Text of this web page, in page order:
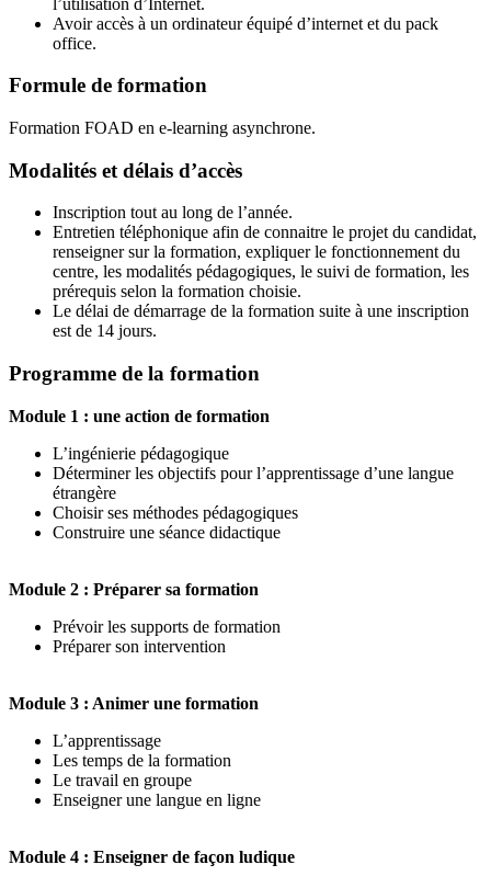
Avoir accès à un ordinateur équipé d’internet et du pack
office.
Formule de formation
Formation FOAD en e-learning asynchrone.
Modalités et délais d’accès
Inscription tout au long de l’année.
Entretien téléphonique afin de connaitre le projet du candidat,
renseigner sur la formation, expliquer le fonctionnement du
centre, les modalités pédagogiques, le suivi de formation, les
prérequis selon la formation choisie.
Le délai de démarrage de la formation suite à une inscription
est de 14 jours.
Programme de la formation
Module 1 : une action de formation
L’ingénierie pédagogique
Déterminer les objectifs pour l’apprentissage d’une langue
étrangère
Choisir ses méthodes pédagogiques
Construire une séance didactique
Module 2 : Préparer sa formation
Prévoir les supports de formation
Préparer son intervention
Module 3 : Animer une formation
L’apprentissage
Les temps de la formation
Le travail en groupe
Enseigner une langue en ligne
Module 4 : Enseigner de façon ludique